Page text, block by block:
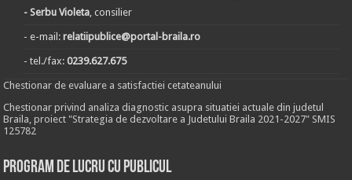
- Serbu Violeta , consilier
- e-mail:relatiipublice@portal-braila.ro
- tel./fax:0239.627.675
Chestionar de evaluare a satisfactiei cetateanului
Chestionar privind analiza diagnostic asupra situatiei actuale din judetul
Braila, proiect "Strategia de dezvoltare a Judetului Braila 2021-2027" SMIS
125782
Program de lucru cu publicul